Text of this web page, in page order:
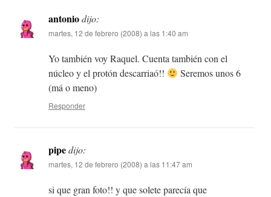
antoniodijo:
martes, 12 de febrero (2008) a las 1:40 am
Yo también voy Raquel. Cuenta también con el
núcleo y el protón descarriaó!!
Seremos unos 6
(má o meno)
Responder
pipedijo:
martes, 12 de febrero (2008) a las 11:47 am
si que gran foto!! y que solete parecía que